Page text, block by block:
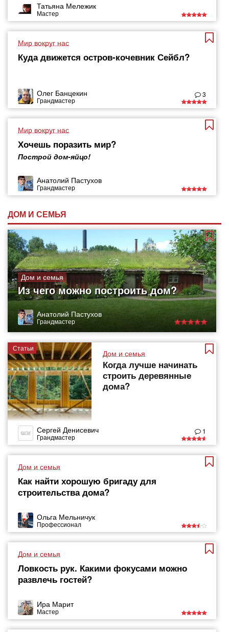
Татьяна Мележик
Мастер
Мир вокруг нас
Куда движется остров-кочевник Сейбл?
Олег Банцекин
Грандмастер
3
Мир вокруг нас
Хочешь поразить мир?
Построй дом-яйцо!
Анатолий Пастухов
Грандмастер
ДОМ И СЕМЬЯ
Дом и семья
Из чего можно построить дом?
Анатолий Пастухов
Грандмастер
Статьи
Дом и семья
Когда лучше начинать
строить деревянные
дома?
Сергей Денисевич
Грандмастер
1
Дом и семья
Как найти хорошую бригаду для
строительства дома?
Ольга Мельничук
Профессионал
Дом и семья
Ловкость рук. Какими фокусами можно
развлечь гостей?
Ира Марит
Мастер